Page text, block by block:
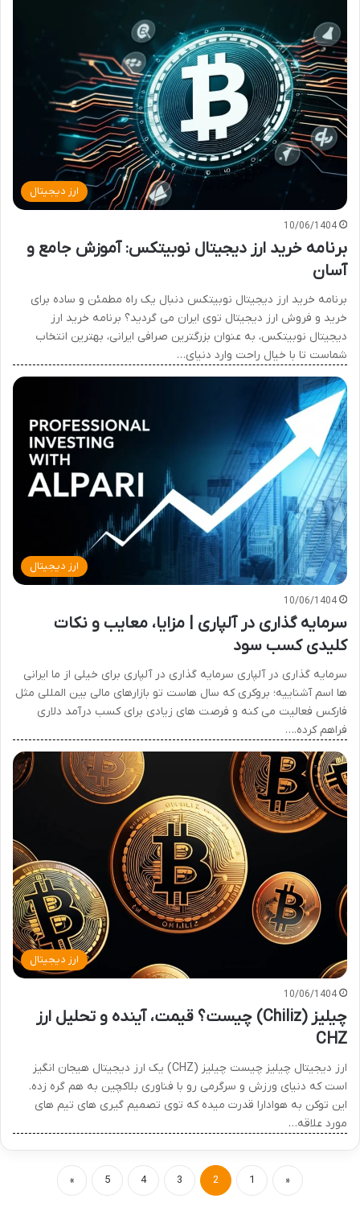
ارز دیجیتال
10/06/1404
برنامه خرید ارز دیجیتال نوبیتکس: آموزش جامع و
آسان
برنامه خرید ارز دیجیتال نوبیتکس دنبال یک راه مطمئن و ساده برای
خرید و فروش ارز دیجیتال توی ایران می گردید؟ برنامه خرید ارز
دیجیتال نوبیتکس، به عنوان بزرگترین صرافی ایرانی، بهترین انتخاب
شماست تا با خیال راحت وارد دنیای…
ارز دیجیتال
10/06/1404
سرمایه گذاری در آلپاری | مزایا، معایب و نکات
کلیدی کسب سود
سرمایه گذاری در آلپاری سرمایه گذاری در آلپاری برای خیلی از ما ایرانی
ها اسم آشناییه؛ بروکری که سال هاست تو بازارهای مالی بین المللی مثل
فارکس فعالیت می کنه و فرصت های زیادی برای کسب درآمد دلاری
فراهم کرده.…
ارز دیجیتال
10/06/1404
چیلیز (Chiliz) چیست؟ قیمت، آینده و تحلیل ارز
CHZ
ارز دیجیتال چیلیز چیست چیلیز (CHZ) یک ارز دیجیتال هیجان انگیز
است که دنیای ورزش و سرگرمی رو با فناوری بلاکچین به هم گره زده.
این توکن به هوادارا قدرت میده که توی تصمیم گیری های تیم های
مورد علاقه…
«
1
2
3
4
5
»